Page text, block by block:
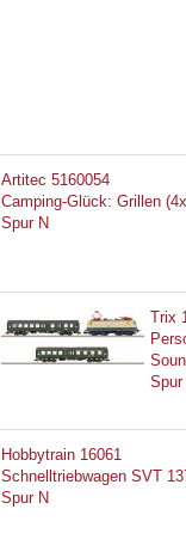
Artitec 5160054
Camping-Glück: Grillen
Spur N
Trix
Spur
Hobbytrain 16061
Schnelltriebwagen SVT
Spur N